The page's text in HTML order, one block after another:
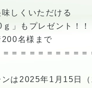
しくいただける
ｇ」もプレゼント！！
名様まで
＝＝＝＝＝＝＝＝＝
は2025年1月15日（